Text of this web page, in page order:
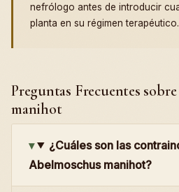
nefrólogo antes de introducir
planta en su régimen terapéutico.
Preguntas Frecuentes
manihot
¿Cuáles son las
Abelmoschus manihot?